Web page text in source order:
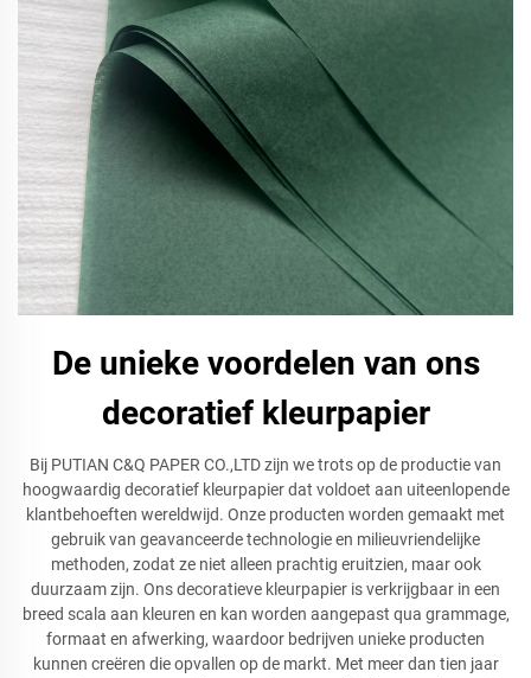
De unieke voordelen van ons
decoratief kleurpapier
Bij PUTIAN C&Q PAPER CO.,LTD zijn we trots op de productie van
hoogwaardig decoratief kleurpapier dat voldoet aan uiteenlopende
klantbehoeften wereldwijd. Onze producten worden gemaakt met
gebruik van geavanceerde technologie en milieuvriendelijke
methoden, zodat ze niet alleen prachtig eruitzien, maar ook
duurzaam zijn. Ons decoratieve kleurpapier is verkrijgbaar in een
breed scala aan kleuren en kan worden aangepast qua grammage,
formaat en afwerking, waardoor bedrijven unieke producten
kunnen creëren die opvallen op de markt. Met meer dan tien jaar